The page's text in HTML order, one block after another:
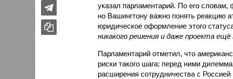
указал парламентарий. По его
но Вашингтону важно понять реакцию
юридическое оформление этого
никакого решения и даже проекта
Парламентарий отметил, что
риски такого шага: перед ними
расширения сотрудничества с